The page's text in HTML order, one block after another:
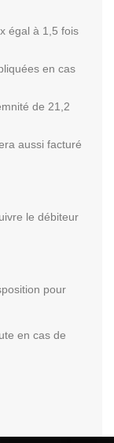
égal à 1,5 fois
en cas
de 21,2
aussi facturé
le débiteur
pour
en cas de